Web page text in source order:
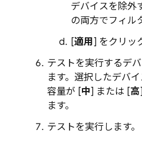
デバイスを除外
の両方でフィル
[適用] をクリッ
テストを実行するデ
ます。選択したデバ
容量が [中] または [高
ます。
テストを実行します。